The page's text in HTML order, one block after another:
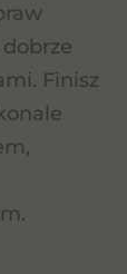
Finisz